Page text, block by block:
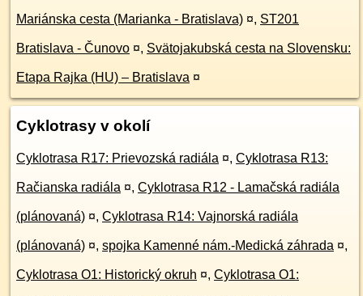
Mariánska cesta (Marianka - Bratislava) ¤, ST201
Bratislava - Čunovo ¤, Svätojakubská cesta na Slovensku:
Etapa Rajka (HU) – Bratislava ¤
Cyklotrasy v okolí
Cyklotrasa R17: Prievozská radiála ¤, Cyklotrasa R13:
Račianska radiála ¤, Cyklotrasa R12 - Lamačská radiála
(plánovaná) ¤, Cyklotrasa R14: Vajnorská radiála
(plánovaná) ¤, spojka Kamenné nám.-Medická záhrada ¤,
Cyklotrasa O1: Historický okruh ¤, Cyklotrasa O1: